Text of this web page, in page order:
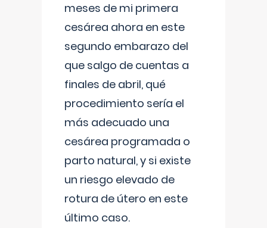
meses de mi primera
cesárea ahora en este
segundo embarazo del
que salgo de cuentas a
finales de abril, qué
procedimiento sería el
más adecuado una
cesárea programada o
parto natural, y si existe
un riesgo elevado de
rotura de útero en este
último caso.